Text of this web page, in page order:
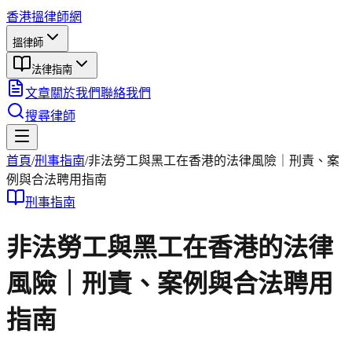
香港搵律師網
搵律師
法律指南
文章關於我們聯絡我們
搜尋律師
首頁/刑事指南/非法勞工與黑工在香港的法律風險｜刑責、案
例與合法聘用指南
刑事指南
非法勞工與黑工在香港的法律
風險｜刑責、案例與合法聘用
指南